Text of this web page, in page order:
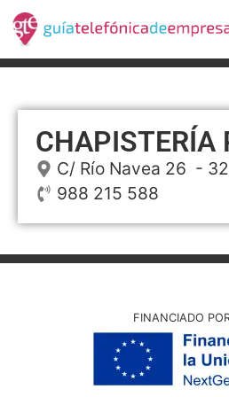
CHAPISTERÍA
C/ Río Navea 26 -
988 215 588
FINANCIADO